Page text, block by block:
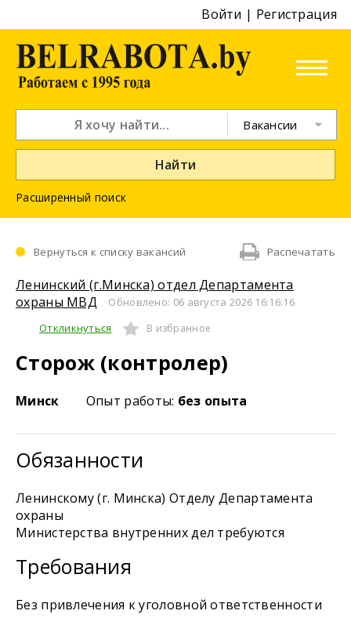
Войти | Регистрация
Вакансии
Найти
Расширенный поиск
Вернуться к списку вакансий Распечатать
Ленинский (г.Минска) отдел Департамента
охраны МВД
Обновлено: 06 августа 2026 16:16:16
Откликнуться
В избранное
Сторож (контролер)
Минск Опыт работы: без опыта
Обязанности
Ленинскому (г. Минска) Отделу Департамента
охраны
Министерства внутренних дел требуются
Требования
Без привлечения к уголовной ответственности